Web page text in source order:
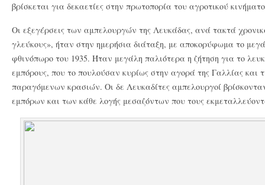
βρίσκεται για δεκαετίες στην πρωτοπορία του αγροτικού
Οι εξεγέρσεις των αμπελουργών της Λευκάδας, ανά τακτά
γλεύκους», ήταν στην ημερήσια διάταξη, με αποκορύφωμα το
φθινόπωρο του 1935. Ήταν μεγάλη παλιότερα η ζήτηση για το
εμπόρους, που το πουλούσαν κυρίως στην αγορά της Γαλλίας και
παραγόμενων κρασιών. Οι δε Λευκαδίτες αμπελουργοί
εμπόρων και των κάθε λογής μεσαζόντων που τους